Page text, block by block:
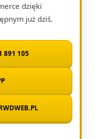
dzięki
już dziś.
891 105